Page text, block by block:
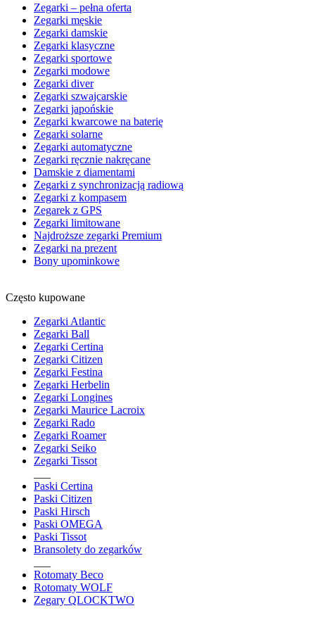
Zegarki – pełna oferta
Zegarki męskie
Zegarki damskie
Zegarki klasyczne
Zegarki sportowe
Zegarki modowe
Zegarki diver
Zegarki szwajcarskie
Zegarki japońskie
Zegarki kwarcowe na baterię
Zegarki solarne
Zegarki automatyczne
Zegarki ręcznie nakręcane
Damskie z diamentami
Zegarki z synchronizacją radiową
Zegarki z kompasem
Zegarek z GPS
Zegarki limitowane
Najdroższe zegarki Premium
Zegarki na prezent
Bony upominkowe
Często kupowane
Zegarki Atlantic
Zegarki Ball
Zegarki Certina
Zegarki Citizen
Zegarki Festina
Zegarki Herbelin
Zegarki Longines
Zegarki Maurice Lacroix
Zegarki Rado
Zegarki Roamer
Zegarki Seiko
Zegarki Tissot
Paski Certina
Paski Citizen
Paski Hirsch
Paski OMEGA
Paski Tissot
Bransolety do zegarków
Rotomaty Beco
Rotomaty WOLF
Zegary QLOCKTWO